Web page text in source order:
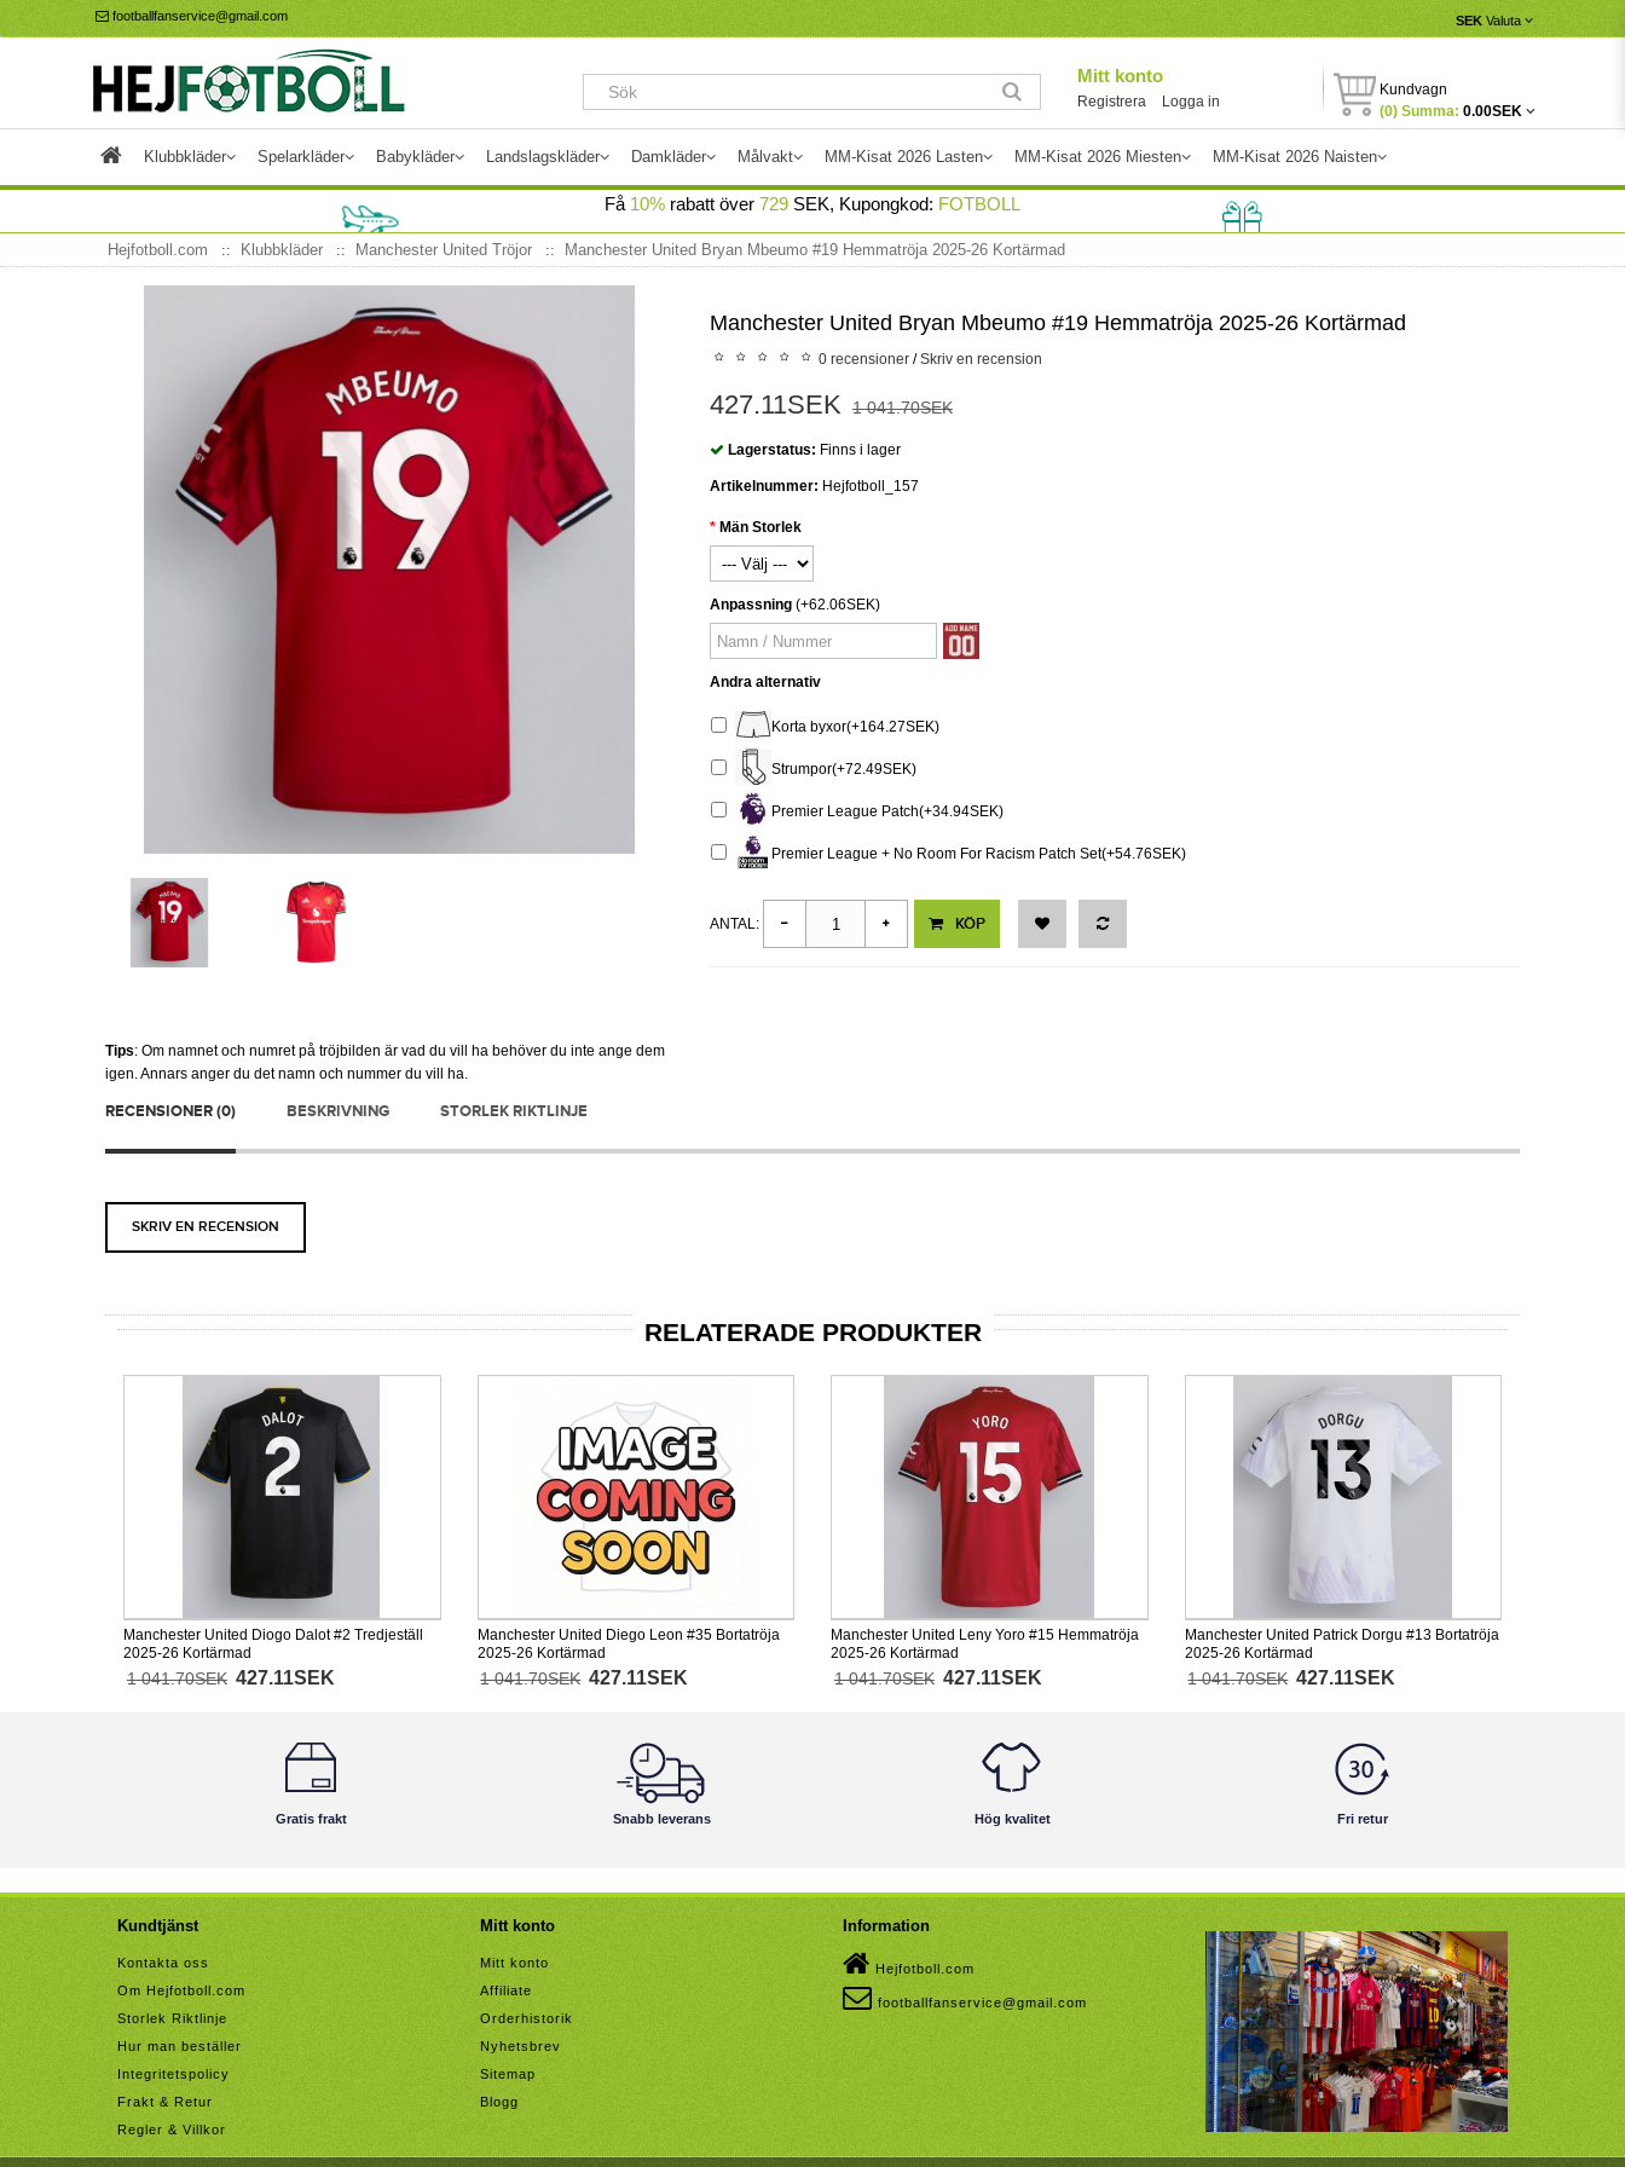
footballfanservice@gmail.com SEK Valuta
Mitt konto
Registrera Logga in
Kundvagn
(0) Summa: 0.00SEK
Klubbkläder Spelarkläder Babykläder Landslagskläder Damkläder Målvakt MM-Kisat 2026 Lasten MM-Kisat 2026 Miesten MM-Kisat 2026 Naisten
Få 10% rabatt över 729 SEK, Kupongkod: FOTBOLL
Hejfotboll.com Klubbkläder Manchester United Tröjor Manchester United Bryan Mbeumo #19 Hemmatröja 2025-26 Kortärmad
Tips: Om namnet och numret på tröjbilden är vad du vill ha behöver du inte ange dem
igen. Annars anger du det namn och nummer du vill ha.
Manchester United Bryan Mbeumo #19 Hemmatröja 2025-26 Kortärmad
0 recensioner /Skriv en recension
427.11SEK 1 041.70SEK
Lagerstatus: Finns i lager
Artikelnummer: Hejfotboll_157
Män Storlek
Anpassning (+62.06SEK)
Andra alternativ
Korta byxor(+164.27SEK)
Strumpor(+72.49SEK)
Premier League Patch(+34.94SEK)
Premier League + No Room For Racism Patch Set(+54.76SEK)
ANTAL: KÖP
RECENSIONER (0) BESKRIVNING STORLEK RIKTLINJE
SKRIV EN RECENSION
RELATERADE PRODUKTER
Manchester United Diogo Dalot #2 Tredjeställ
2025-26 Kortärmad
1 041.70SEK 427.11SEK
Manchester United Diego Leon #35 Bortatröja
2025-26 Kortärmad
1 041.70SEK 427.11SEK
Manchester United Leny Yoro #15 Hemmatröja
2025-26 Kortärmad
1 041.70SEK 427.11SEK
Manchester United Patrick Dorgu #13 Bortatröja
2025-26 Kortärmad
1 041.70SEK 427.11SEK
Gratis frakt Snabb leverans Hög kvalitet Fri retur
Kundtjänst
Kontakta oss
Om Hejfotboll.com
Storlek Riktlinje
Hur man beställer
Integritetspolicy
Frakt & Retur
Regler & Villkor
Mitt konto
Mitt konto
Affiliate
Orderhistorik
Nyhetsbrev
Sitemap
Blogg
Information
Hejfotboll.com
footballfanservice@gmail.com